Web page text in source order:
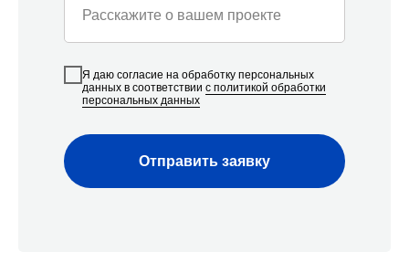
Расскажите о вашем проекте
Я даю согласие на обработку персональных
данных в соответствии с политикой обработки
персональных данных
Отправить заявку
Команда «Азбуки Ремонта»
узкопрофильных мастеров, и мы можем
одновременно и профессионально реализовать под
ключ до 12 проектов ежемесячно как в жилых, так и в
нежилых помещениях в Сочи. Средний опыт наших